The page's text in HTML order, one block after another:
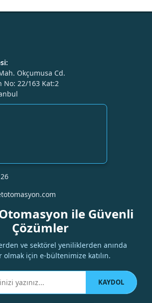
Okçumusa Cd.
No: 22/163 Kat:2
ile Güvenli
Çözümler
ve sektörel yeniliklerden anında
olmak için e-bültenimize katılın.
KAYDOL